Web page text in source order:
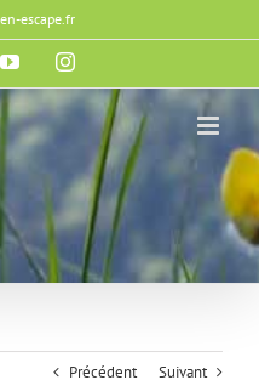
escape.fr
YouTubeInstagram
Précédent Suivant